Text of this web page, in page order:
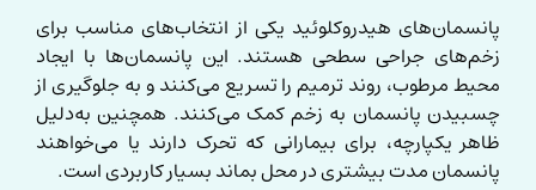
پانسمان‌های هیدروکلوئید یکی از انتخاب‌های مناسب برای
زخم‌های جراحی سطحی هستند. این پانسمان‌ها با ایجاد
محیط مرطوب، روند ترمیم را تسریع می‌کنند و به جلوگیری از
چسبیدن پانسمان به زخم کمک می‌کنند. همچنین به‌دلیل
ظاهر یکپارچه، برای بیمارانی که تحرک دارند یا می‌خواهند
پانسمان مدت بیشتری در محل بماند بسیار کاربردی است.